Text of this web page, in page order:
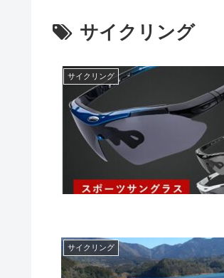
サイクリング
サイクリング
サイクリング